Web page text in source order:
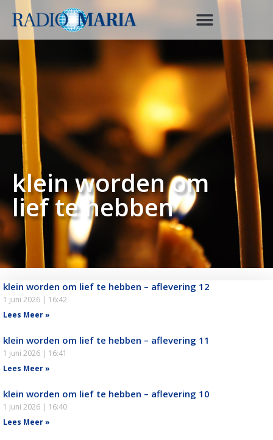
klein worden om
lief te hebben
klein worden om lief te hebben – aflevering 12
1 juni 2026
16:42
Lees Meer »
klein worden om lief te hebben – aflevering 11
1 juni 2026
16:41
Lees Meer »
klein worden om lief te hebben – aflevering 10
1 juni 2026
16:40
Lees Meer »